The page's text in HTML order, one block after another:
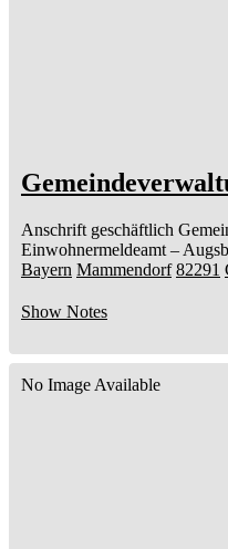
Anschrift geschäftlich
Einwohnermeldeamt –
Bayern Mammendorf 82291
Show Notes
No Image Available